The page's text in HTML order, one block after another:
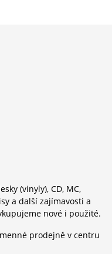
(vinyly), CD, MC,
a další zajímavosti a
nové i použité.
prodejně v centru